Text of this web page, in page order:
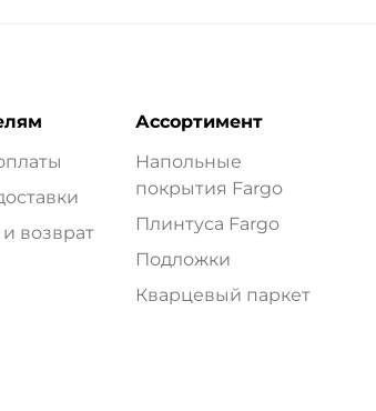
возврат
Ассортимент
Напольные
покрытия Fargo
Плинтуса Fargo
Подложки
Кварцевый паркет